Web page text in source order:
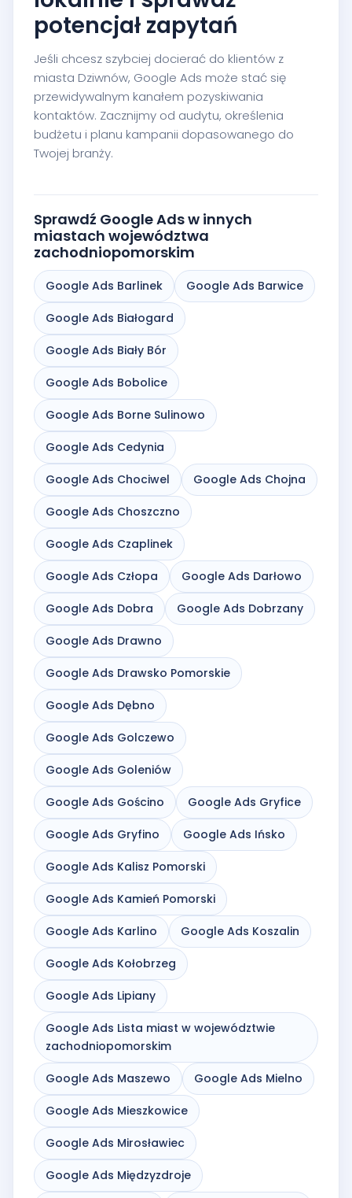
potencjał zapytań
Jeśli chcesz szybciej docierać do klientów z
miasta Dziwnów, Google Ads może stać się
przewidywalnym kanałem pozyskiwania
kontaktów. Zacznijmy od audytu, określenia
budżetu i planu kampanii dopasowanego do
Twojej branży.
Sprawdź Google Ads w innych
miastach województwa
zachodniopomorskim
Google Ads Barlinek Google Ads Barwice
Google Ads Białogard
Google Ads Biały Bór
Google Ads Bobolice
Google Ads Borne Sulinowo
Google Ads Cedynia
Google Ads Chociwel Google Ads Chojna
Google Ads Choszczno
Google Ads Czaplinek
Google Ads Człopa Google Ads Darłowo
Google Ads Dobra Google Ads Dobrzany
Google Ads Drawno
Google Ads Drawsko Pomorskie
Google Ads Dębno
Google Ads Golczewo
Google Ads Goleniów
Google Ads Gościno Google Ads Gryfice
Google Ads Gryfino Google Ads Ińsko
Google Ads Kalisz Pomorski
Google Ads Kamień Pomorski
Google Ads Karlino Google Ads Koszalin
Google Ads Kołobrzeg
Google Ads Lipiany
Google Ads Lista miast w województwie
zachodniopomorskim
Google Ads Maszewo Google Ads Mielno
Google Ads Mieszkowice
Google Ads Mirosławiec
Google Ads Międzyzdroje